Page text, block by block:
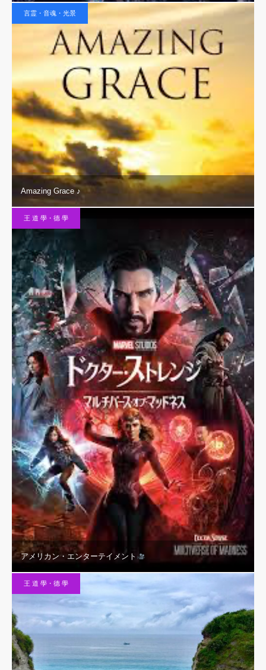
言霊・音魂・光景
Amazing Grace ♪
王 道 學・德 學
アメリカン・エンターテイメント
王 道 學・德 學